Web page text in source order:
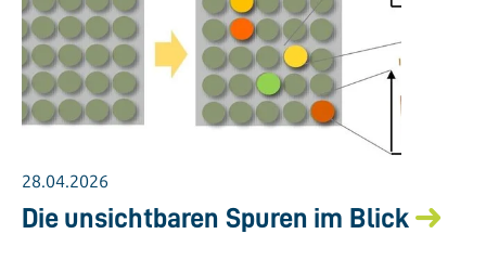
28.04.2026
Die unsichtbaren Spuren im Blick